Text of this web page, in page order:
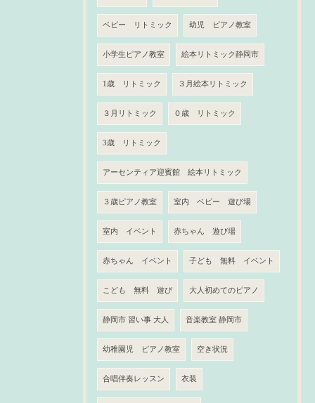
ベビー リトミック 幼児 ピアノ教室
小学生ピアノ教室 絵本リトミック静岡市
1歳 リトミック ３月絵本リトミック
３月リトミック ０歳 リトミック
3歳 リトミック
アーセンティア迎賓館 絵本リトミック
３歳ピアノ教室 室内 ベビー 遊び場
室内 イベント 赤ちゃん 遊び場
赤ちゃん イベント 子ども 無料 イベント
こども 無料 遊び 大人初めてのピアノ
静岡市 習い事 大人 音楽教室 静岡市
幼稚園児 ピアノ教室 空き状況
合唱伴奏レッスン 衣装